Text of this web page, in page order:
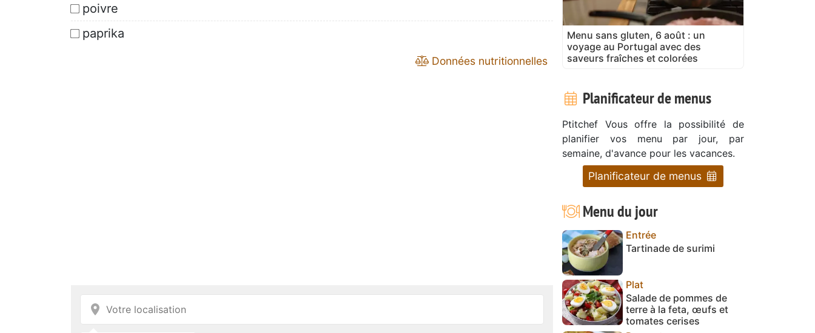
poivre
paprika
Données nutritionnelles
Menu sans gluten, 6 août : un
voyage au Portugal avec des
saveurs fraîches et colorées
Planificateur de menus
Ptitchef Vous offre la possibilité de
planifier vos menu par jour, par
semaine, d'avance pour les vacances.
Planificateur de menus
Menu du jour
Entrée
Tartinade de surimi
Plat
Salade de pommes de
terre à la feta, œufs et
tomates cerises